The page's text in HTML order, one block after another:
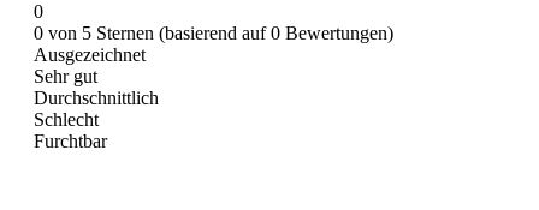
0
0 von 5 Sternen (basierend auf 0 Bewertungen)
Ausgezeichnet
Sehr gut
Durchschnittlich
Schlecht
Furchtbar